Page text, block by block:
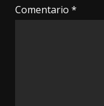
Comentario *